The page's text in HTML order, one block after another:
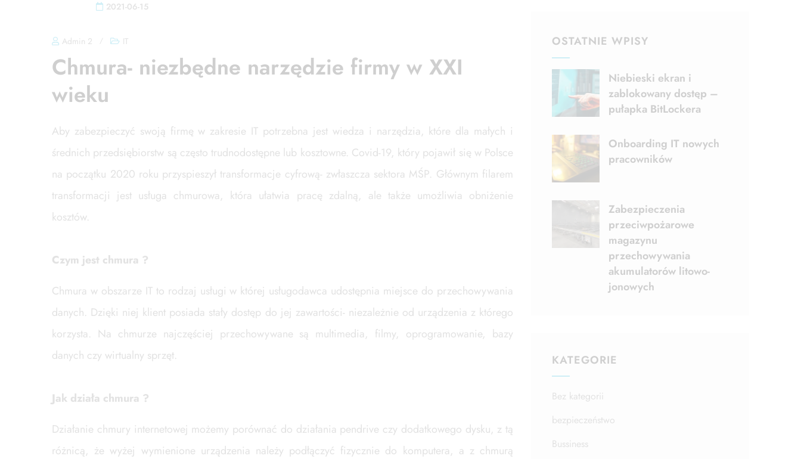
2021-06-15
Admin 2 / IT
Chmura- niezbędne narzędzie firmy w XXI
wieku
Aby zabezpieczyć swoją firmę w zakresie IT potrzebna jest wiedza i narzędzia, które dla małych i
średnich przedsiębiorstw są często trudnodostępne lub kosztowne. Covid-19, który pojawił się w Polsce
na początku 2020 roku przyspieszył transformacje cyfrową- zwłaszcza sektora MŚP. Głównym filarem
transformacji jest usługa chmurowa, która ułatwia pracę zdalną, ale także umożliwia obniżenie
kosztów.
Czym jest chmura ?
Chmura w obszarze IT to rodzaj usługi w której usługodawca udostępnia miejsce do przechowywania
danych. Dzięki niej klient posiada stały dostęp do jej zawartości- niezależnie od urządzenia z którego
korzysta. Na chmurze najczęściej przechowywane są multimedia, filmy, oprogramowanie, bazy
danych czy wirtualny sprzęt.
Jak działa chmura ?
Działanie chmury internetowej możemy porównać do działania pendrive czy dodatkowego dysku, z tą
różnicą, że wyżej wymienione urządzenia należy podłączyć fizycznie do komputera, a z chmurą
OSTATNIE WPISY
Niebieski ekran i
zablokowany dostęp –
pułapka BitLockera
Onboarding IT nowych
pracowników
Zabezpieczenia
przeciwpożarowe
magazynu
przechowywania
akumulatorów litowo-
jonowych
KATEGORIE
Bez kategorii
bezpieczeństwo
Bussiness